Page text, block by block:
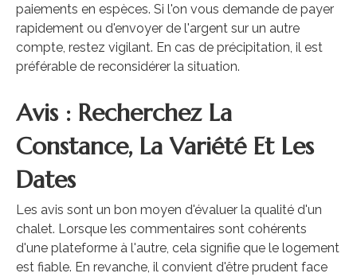
paiements en espèces. Si l'on vous demande de payer
rapidement ou d'envoyer de l'argent sur un autre
compte, restez vigilant. En cas de précipitation, il est
préférable de reconsidérer la situation.
Avis : Recherchez La
Constance, La Variété Et Les
Dates
Les avis sont un bon moyen d'évaluer la qualité d'un
chalet. Lorsque les commentaires sont cohérents
d'une plateforme à l'autre, cela signifie que le logement
est fiable. En revanche, il convient d'être prudent face